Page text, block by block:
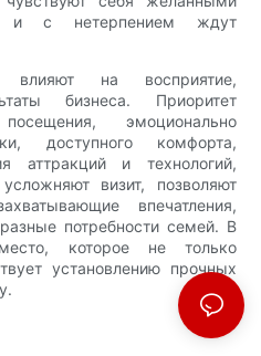
и с нетерпением ждут
влияют на восприятие,
бизнеса. Приоритет
эмоционально
доступного комфорта,
аттракций и технологий,
визит, позволяют
впечатления,
потребности семей. В
место, которое не только
установлению прочных